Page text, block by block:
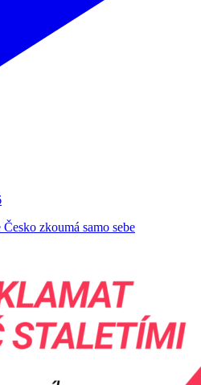
zkoumá samo sebe